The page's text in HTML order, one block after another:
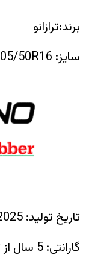
برند:ترازانو
سایز: 205/50R16
تاریخ تولید: 2025
گارانتی: 5 سال از تاریخ تولید